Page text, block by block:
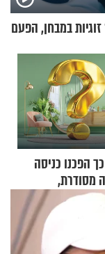
במבחן, הפעם
הפכנו כניסה
מסודרת,